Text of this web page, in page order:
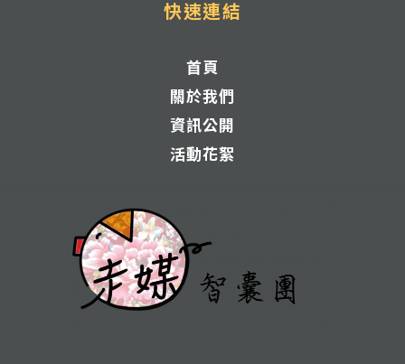
快速連結
首頁
關於我們
資訊公開
活動花絮